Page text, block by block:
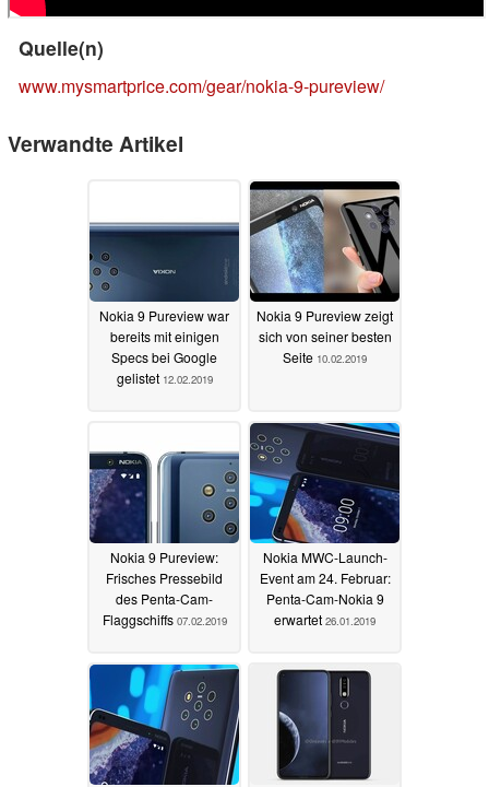
Quelle(n)
www.mysmartprice.com/gear/nokia-9-pureview/
Verwandte Artikel
Nokia 9 Pureview war
bereits mit einigen
Specs bei Google
gelistet 12.02.2019
Nokia 9 Pureview zeigt
sich von seiner besten
Seite 10.02.2019
Nokia 9 Pureview:
Frisches Pressebild
des Penta-Cam-
Flaggschiffs 07.02.2019
Nokia MWC-Launch-
Event am 24. Februar:
Penta-Cam-Nokia 9
erwartet 26.01.2019